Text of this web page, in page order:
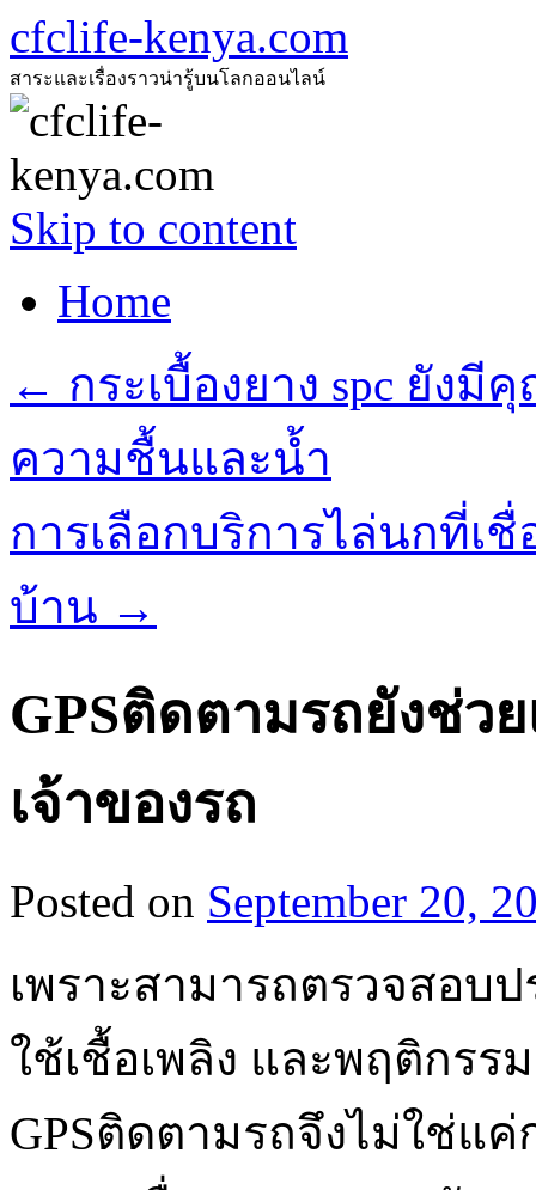
cfclife-kenya.com
สาระและเรื่องราวน่ารู้บนโลกออนไลน์
Skip to content
Home
← กระเบื้องยาง spc ยัง
ความชื้นและน้ำ
การเลือกบริการไล่นกที่เ
บ้าน →
GPSติดตามรถยังช่ว
เจ้าของรถ
Posted on September 20,
เพราะสามารถตรวจสอบ
ใช้เชื้อเพลิง และพฤติกรร
GPSติดตามรถจึงไม่ใช่แ